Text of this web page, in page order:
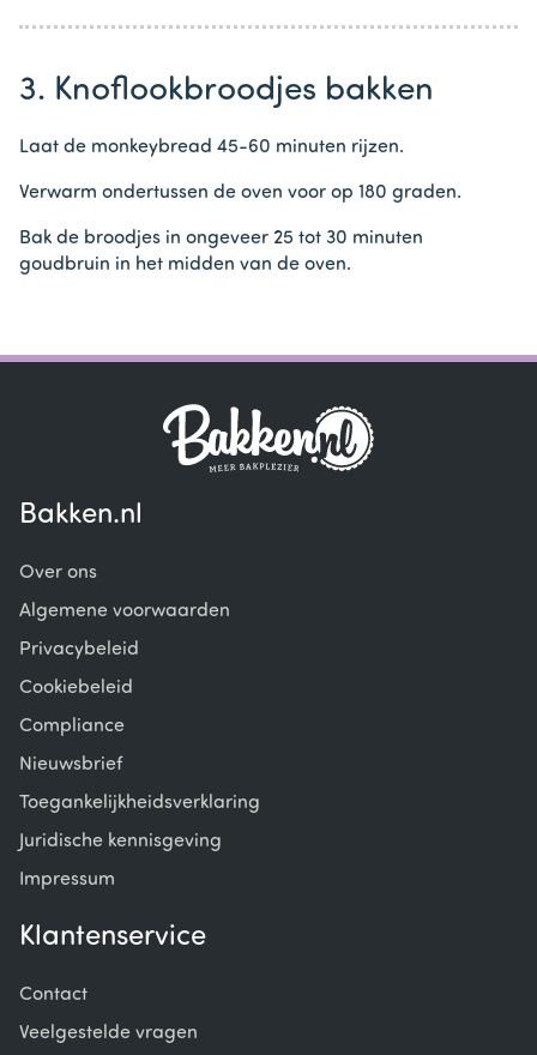
3. Knoflookbroodjes bakken
Laat de monkeybread 45-60 minuten rijzen.
Verwarm ondertussen de oven voor op 180 graden.
Bak de broodjes in ongeveer 25 tot 30 minuten
goudbruin in het midden van de oven.
Bakken.nl
Over ons
Algemene voorwaarden
Privacybeleid
Cookiebeleid
Compliance
Nieuwsbrief
Toegankelijkheidsverklaring
Juridische kennisgeving
Impressum
Klantenservice
Contact
Veelgestelde vragen